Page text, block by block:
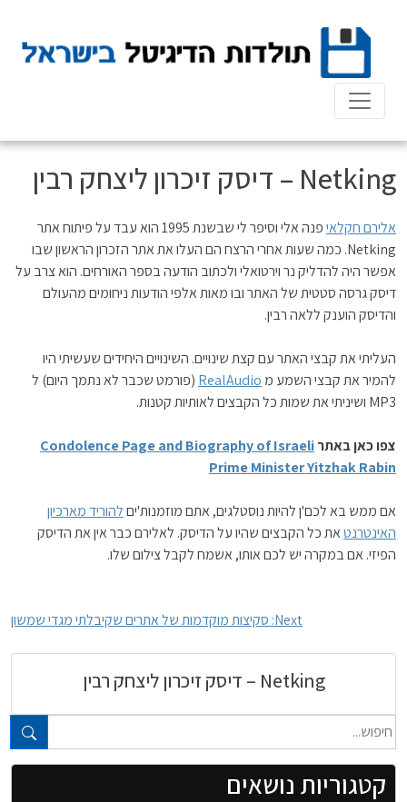
content
טקסט חופשי...
קטגוריות נושאים
Netking – דיסק זיכרון ליצחק רבין
אלירם חקלאי
פנה אלי וסיפר לי שבשנת 1995 הוא עבד על פיתוח אתר
Netking. כמה שעות אחרי הרצח הם העלו את אתר הזכרון הראשון שבו
אפשר היה להדליק נר וירטואלי ולכתוב הודעה בספר האורחים. הוא צרב על
דיסק גרסה סטטית של האתר ובו מאות אלפי הודעות ניחומים מהעולם
והדיסק הוענק ללאה רבין.
העליתי את קבצי האתר עם קצת שינויים. השינויים היחידים שעשיתי היו
להמיר את קבצי השמע מ RealAudio (פורמט שכבר לא נתמך היום) ל
MP3 ושיניתי את שמות כל הקבצים לאותיות קטנות.
צפו כאן באתרCondolence Page and Biography of Israeli
Prime Minister Yitzhak Rabin
אם ממש בא לכם'ן להיות נוסטלגים, אתם מוזמנות'יםלהוריד מארכיון
האינטרנטאת כל הקבצים שהיו על הדיסק. לאלירם כבר אין את הדיסק
הפיזי. אם במקרה יש לכם אותו, אשמח לקבל צילום שלו.
Next: סקיצות מוקדמות של אתרים שקיבלתי מגדי שמשון
Netking – דיסק זיכרון ליצחק רבין